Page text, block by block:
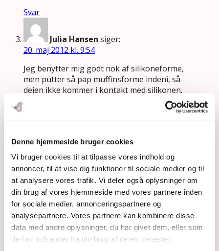
Denne hjemmeside bruger cookies
Vi bruger cookies til at tilpasse vores indhold og
annoncer, til at vise dig funktioner til sociale medier og til
at analysere vores trafik. Vi deler også oplysninger om
din brug af vores hjemmeside med vores partnere inden
for sociale medier, annonceringspartnere og
analysepartnere. Vores partnere kan kombinere disse
data med andre oplysninger, du har givet dem, eller som
de har indsamlet fra din brug af deres tjenester.
Svar
Julia Hansen siger:
20. maj 2012 kl. 9:54
Jeg benytter mig godt nok af silikoneforme,
men putter så pap muffinsforme indeni, så
dejen ikke kommer i kontakt med silikonen.
Svar
Tina siger:
3. okt 2012 kl. 18:47
Hvad med Tupperware?
Deres produkter skulle være i orden, så vidt
de skriver på deres webside???
Svar
rebecca siger: